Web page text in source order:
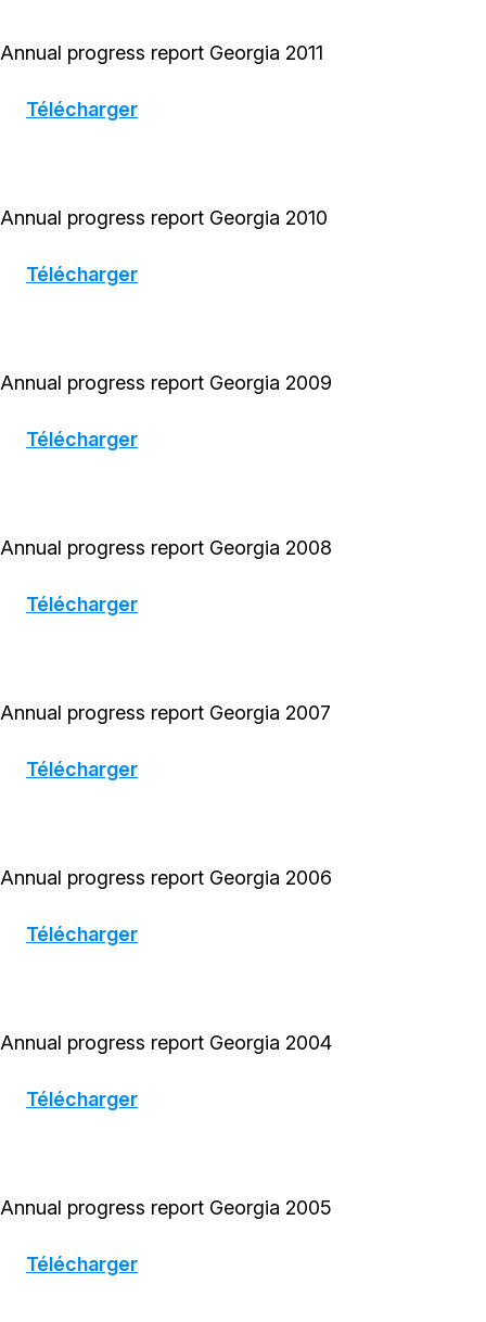
Annual progress report Georgia 2011
Télécharger
Annual progress report Georgia 2010
Télécharger
Annual progress report Georgia 2009
Télécharger
Annual progress report Georgia 2008
Télécharger
Annual progress report Georgia 2007
Télécharger
Annual progress report Georgia 2006
Télécharger
Annual progress report Georgia 2004
Télécharger
Annual progress report Georgia 2005
Télécharger